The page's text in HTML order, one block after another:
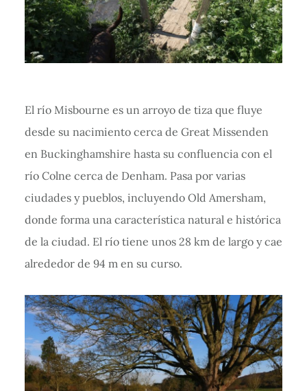
El río Misbourne es un arroyo de tiza que fluye
desde su nacimiento cerca de Great Missenden
en Buckinghamshire hasta su confluencia con el
río Colne cerca de Denham. Pasa por varias
ciudades y pueblos, incluyendo Old Amersham,
donde forma una característica natural e histórica
de la ciudad. El río tiene unos 28 km de largo y cae
alrededor de 94 m en su curso.